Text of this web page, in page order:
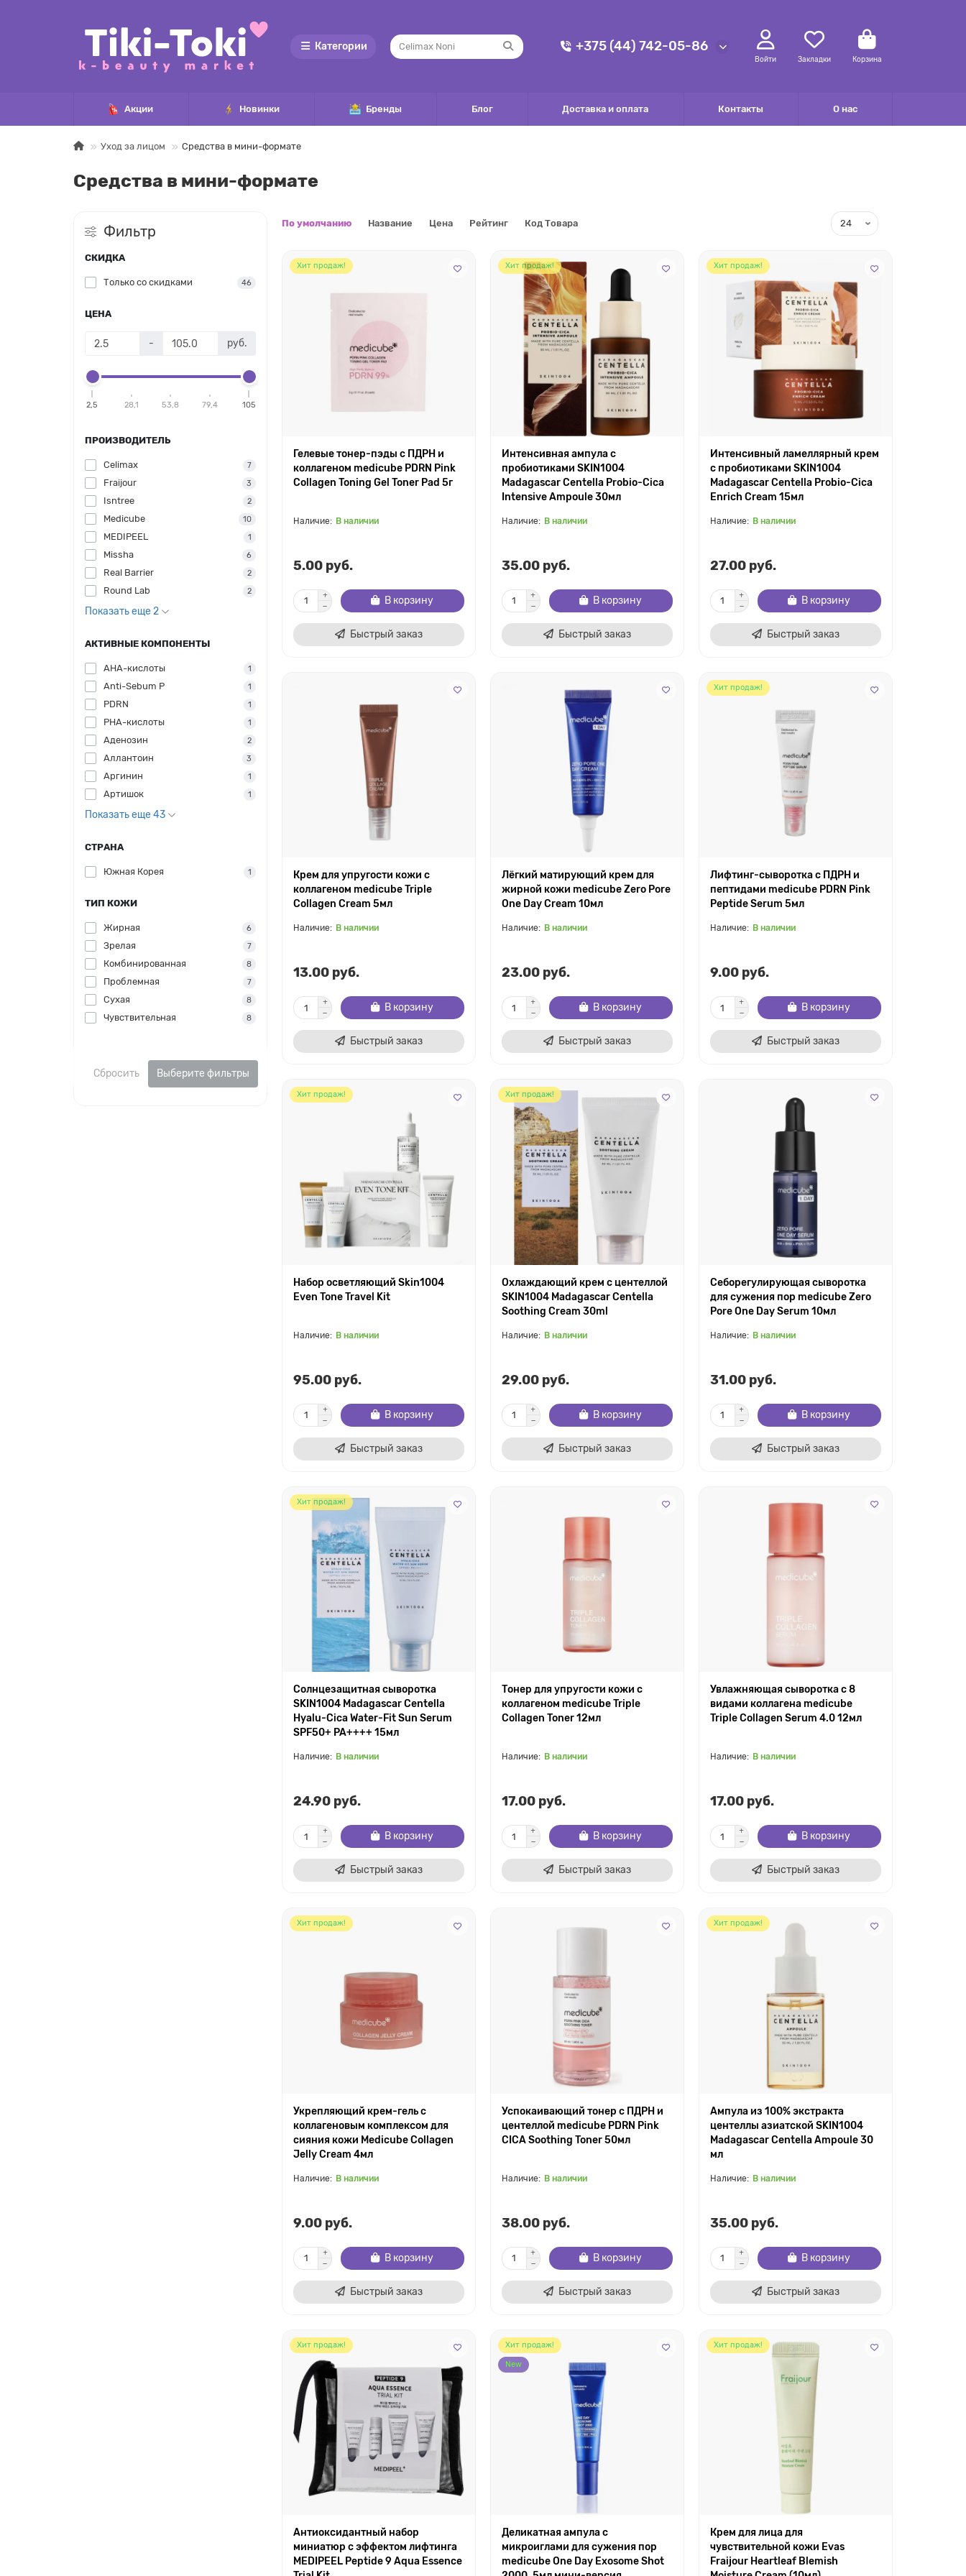
Категории +375 (44) 742-05-86
Войти Закладки Корзина
Акции Новинки Бренды Блог Доставка и оплата Контакты О нас
Уход за лицом Средства в мини-формате
Средства в мини-формате
Фильтр
СКИДКА
Только со cкидками 46
ЦЕНА
- руб.
2,5 28,1 53,8 79,4 105
ПРОИЗВОДИТЕЛЬ
Celimax 7
Fraijour 3
Isntree 2
Medicube 10
MEDIPEEL 1
Missha 6
Real Barrier 2
Round Lab 2
Показать еще 2
АКТИВНЫЕ КОМПОНЕНТЫ
AHA-кислоты 1
Anti-Sebum P 1
PDRN 1
PHA-кислоты 1
Аденозин 2
Аллантоин 3
Аргинин 1
Артишок 1
Показать еще 43
СТРАНА
Южная Корея 1
ТИП КОЖИ
Жирная 6
Зрелая 7
Комбинированная 8
Проблемная 7
Сухая 8
Чувствительная 8
Сбросить Выберите фильтры
По умолчанию Название Цена Рейтинг Код Товара
Хит продаж!
Гелевые тонер-пэды с ПДРН и
коллагеном medicube PDRN Pink
Collagen Toning Gel Toner Pad 5г
В наличии
5.00 руб.
В корзину
Быстрый заказ
Хит продаж!
Интенсивная ампула с
пробиотиками SKIN1004
Madagascar Centella Probio-Cica
Intensive Ampoule 30мл
В наличии
35.00 руб.
В корзину
Быстрый заказ
Хит продаж!
Интенсивный ламеллярный крем
с пробиотиками SKIN1004
Madagascar Centella Probio-Cica
Enrich Cream 15мл
В наличии
27.00 руб.
В корзину
Быстрый заказ
Крем для упругости кожи с
коллагеном medicube Triple
Collagen Cream 5мл
В наличии
13.00 руб.
В корзину
Быстрый заказ
Лёгкий матирующий крем для
жирной кожи medicube Zero Pore
One Day Cream 10мл
В наличии
23.00 руб.
В корзину
Быстрый заказ
Хит продаж!
Лифтинг-сыворотка с ПДРН и
пептидами medicube PDRN Pink
Peptide Serum 5мл
В наличии
9.00 руб.
В корзину
Быстрый заказ
Хит продаж!
Набор осветляющий Skin1004
Even Tone Travel Kit
В наличии
95.00 руб.
В корзину
Быстрый заказ
Хит продаж!
Охлаждающий крем с центеллой
SKIN1004 Madagascar Centella
Soothing Cream 30ml
В наличии
29.00 руб.
В корзину
Быстрый заказ
Себорегулирующая сыворотка
для сужения пор medicube Zero
Pore One Day Serum 10мл
В наличии
31.00 руб.
В корзину
Быстрый заказ
Хит продаж!
Солнцезащитная сыворотка
SKIN1004 Madagascar Centella
Hyalu-Cica Water-Fit Sun Serum
SPF50+ PA++++ 15мл
В наличии
24.90 руб.
В корзину
Быстрый заказ
Тонер для упругости кожи с
коллагеном medicube Triple
Collagen Toner 12мл
В наличии
17.00 руб.
В корзину
Быстрый заказ
Увлажняющая сыворотка с 8
видами коллагена medicube
Triple Collagen Serum 4.0 12мл
В наличии
17.00 руб.
В корзину
Быстрый заказ
Хит продаж!
Укрепляющий крем-гель с
коллагеновым комплексом для
сияния кожи Medicube Collagen
Jelly Cream 4мл
В наличии
9.00 руб.
В корзину
Быстрый заказ
Успокаивающий тонер с ПДРН и
центеллой medicube PDRN Pink
CICA Soothing Toner 50мл
В наличии
38.00 руб.
В корзину
Быстрый заказ
Хит продаж!
Ампула из 100% экстракта
центеллы азиатской SKIN1004
Madagascar Centella Ampoule 30
мл
В наличии
35.00 руб.
В корзину
Быстрый заказ
Хит продаж!
Антиоксидантный набор
миниатюр с эффектом лифтинга
MEDIPEEL Peptide 9 Aqua Essence
Хит продаж!
New
Деликатная ампула с
микроиглами для сужения пор
medicube One Day Exosome Shot
Хит продаж!
Крем для лица для
чувствительной кожи Evas
Fraijour Heartleaf Blemish